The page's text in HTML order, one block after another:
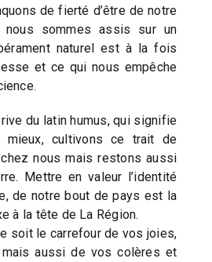
de fierté d’être de notre
nous sommes assis sur un
naturel est à la fois
et ce qui nous empêche
du latin humus, qui signifie
mieux, cultivons ce trait de
nous mais restons aussi
Mettre en valeur l’identité
de notre bout de pays est la
à la tête de La Région.
soit le carrefour de vos joies,
aussi de vos colères et